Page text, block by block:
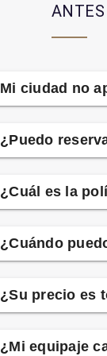
Mi ciudad no
¿Puedo
¿Cuál es la
¿Cuándo
¿Su precio es
¿Mi equipaje